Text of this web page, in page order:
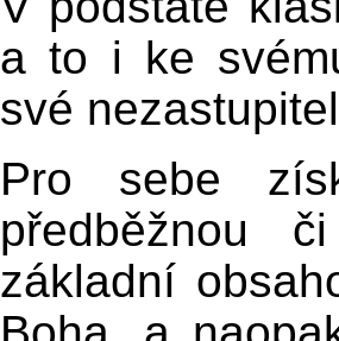
a to i ke
své
Pro sebe
předběžnou
základní